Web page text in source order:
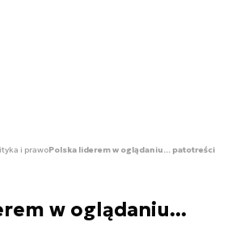
i prawoPolska liderem w oglądaniu... patotreści
w oglądaniu...